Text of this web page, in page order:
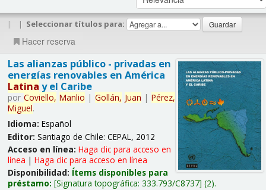
| | Seleccionar títulos para:
Hacer reserva
Las alianzas público - privadas en
energías renovables en América
Latina y el Caribe
por Coviello, Manlio | Gollán, Juan | Pérez,
Miguel.
Idioma: Español
Editor: Santiago de Chile: CEPAL, 2012
Acceso en línea: Haga clic para acceso en
línea | Haga clic para acceso en línea
Disponibilidad: Ítems disponibles para
préstamo: Signatura topográfica: 333.793/C8737 (2).